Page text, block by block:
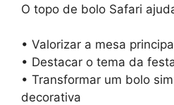
O topo de bolo Safari
• Valorizar a mesa
• Destacar o tema da
• Transformar um bolo
decorativa